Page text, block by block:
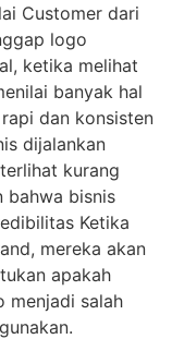
Customer dari
logo
ketika melihat
banyak hal
dan konsisten
dijalankan
kurang
bahwa bisnis
Ketika
mereka akan
apakah
menjadi salah